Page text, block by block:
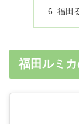
福田
福田ルミ